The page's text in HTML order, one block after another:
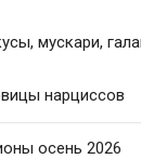
мускари,
нарциссов
осень 2026